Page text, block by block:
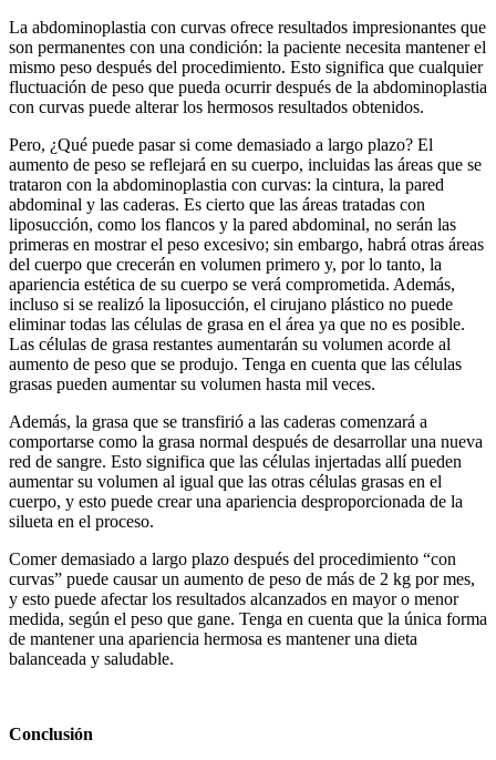
La abdominoplastia con curvas ofrece resultados impresionantes que
son permanentes con una condición: la paciente necesita mantener el
mismo peso después del procedimiento. Esto significa que cualquier
fluctuación de peso que pueda ocurrir después de la abdominoplastia
con curvas puede alterar los hermosos resultados obtenidos.
Pero, ¿Qué puede pasar si come demasiado a largo plazo? El
aumento de peso se reflejará en su cuerpo, incluidas las áreas que se
trataron con la abdominoplastia con curvas: la cintura, la pared
abdominal y las caderas. Es cierto que las áreas tratadas con
liposucción, como los flancos y la pared abdominal, no serán las
primeras en mostrar el peso excesivo; sin embargo, habrá otras áreas
del cuerpo que crecerán en volumen primero y, por lo tanto, la
apariencia estética de su cuerpo se verá comprometida. Además,
incluso si se realizó la liposucción, el cirujano plástico no puede
eliminar todas las células de grasa en el área ya que no es posible.
Las células de grasa restantes aumentarán su volumen acorde al
aumento de peso que se produjo. Tenga en cuenta que las células
grasas pueden aumentar su volumen hasta mil veces.
Además, la grasa que se transfirió a las caderas comenzará a
comportarse como la grasa normal después de desarrollar una nueva
red de sangre. Esto significa que las células injertadas allí pueden
aumentar su volumen al igual que las otras células grasas en el
cuerpo, y esto puede crear una apariencia desproporcionada de la
silueta en el proceso.
Comer demasiado a largo plazo después del procedimiento “con
curvas” puede causar un aumento de peso de más de 2 kg por mes,
y esto puede afectar los resultados alcanzados en mayor o menor
medida, según el peso que gane. Tenga en cuenta que la única forma
de mantener una apariencia hermosa es mantener una dieta
balanceada y saludable.
Conclusión